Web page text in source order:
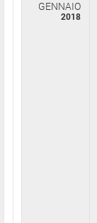
GENNAIO
2018